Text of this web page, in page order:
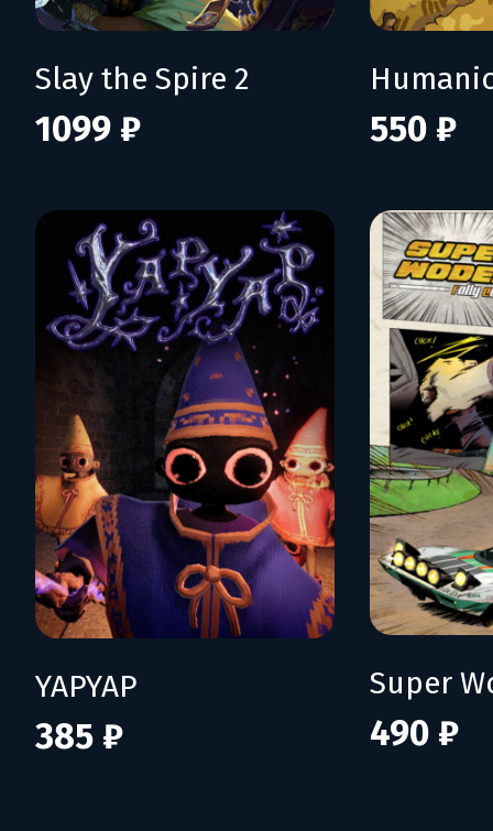
Slay the Spire 2
1099 ₽ 550 ₽
YAPYAP
385 ₽ 490 ₽